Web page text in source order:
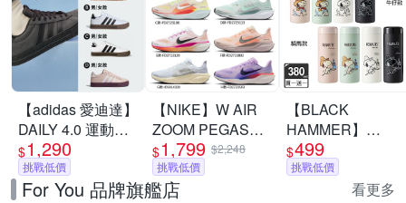
【adidas 愛迪達】
DAILY 4.0 運動休
閒鞋 男鞋/女鞋 (多
款任選)
$1,290
挑戰低價
【NIKE】W AIR
ZOOM PEGASUS
41 慢跑鞋 休閒鞋
運動鞋 走路鞋 日
常穿搭 低筒 男女
$1,799 $2,248
挑戰低價
【BLACK
HAMMER】
Snoopy316不鏽鋼
迷你保溫口袋杯
380ml(附茶隔/8款
$499
挑戰低價
For You 品牌旗艦店 看更多